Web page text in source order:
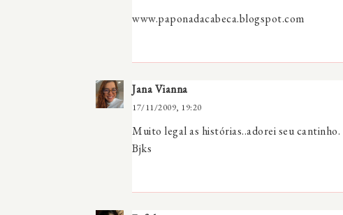
www.paponadacabeca.blogspot.com
Jana Vianna
17/11/2009, 19:20
Muito legal as histórias..adorei seu cantinho.
Bjks